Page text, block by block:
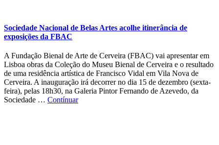
Sociedade Nacional de Belas Artes acolhe itinerância de
exposições da FBAC
A Fundação Bienal de Arte de Cerveira (FBAC) vai apresentar em
Lisboa obras da Coleção do Museu Bienal de Cerveira e o resultado
de uma residência artística de Francisco Vidal em Vila Nova de
Cerveira. A inauguração irá decorrer no dia 15 de dezembro (sexta-
feira), pelas 18h30, na Galeria Pintor Fernando de Azevedo, da
Sociedade … Contínuar